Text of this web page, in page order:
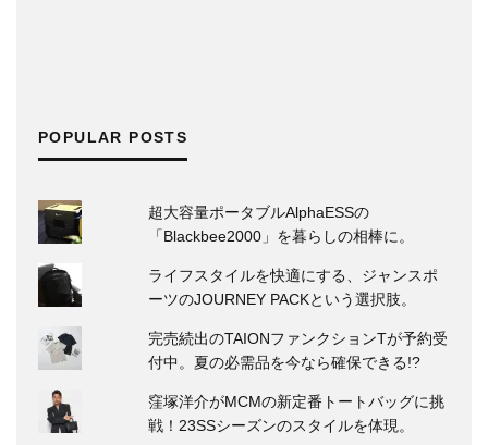
POPULAR POSTS
超大容量ポータブルAlphaESSの
「Blackbee2000」を暮らしの相棒に。
ライフスタイルを快適にする、ジャンスポ
ーツのJOURNEY PACKという選択肢。
完売続出のTAIONファンクションTが予約受
付中。夏の必需品を今なら確保できる!?
窪塚洋介がMCMの新定番トートバッグに挑
戦！23SSシーズンのスタイルを体現。